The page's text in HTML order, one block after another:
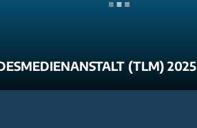
(TLM) 2025